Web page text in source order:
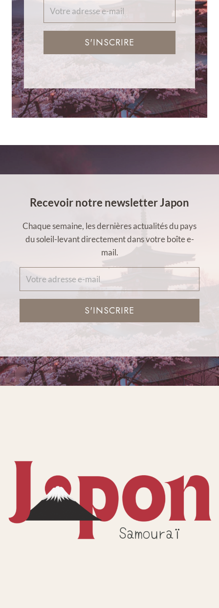
S'INSCRIRE
Recevoir notre newsletter Japon
Chaque semaine, les dernières actualités du pays
du soleil-levant directement dans votre boîte e-
mail.
S'INSCRIRE